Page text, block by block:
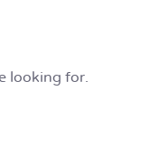
looking for.